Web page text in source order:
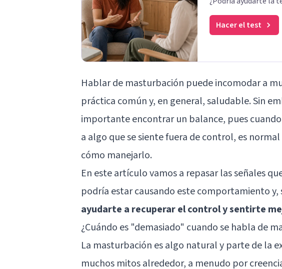
Hacer el test
Hablar de masturbación puede incomodar a
práctica común y, en general, saludable. Sin
importante encontrar un balance, pues
a algo que se siente fuera de control, es
cómo manejarlo.
En este artículo vamos a repasar las señales
podría estar causando este comportamiento
ayudarte a recuperar el control y sentirte
¿Cuándo es "demasiado" cuando se habla de
La masturbación es algo natural y parte de la
muchos mitos alrededor, a menudo por